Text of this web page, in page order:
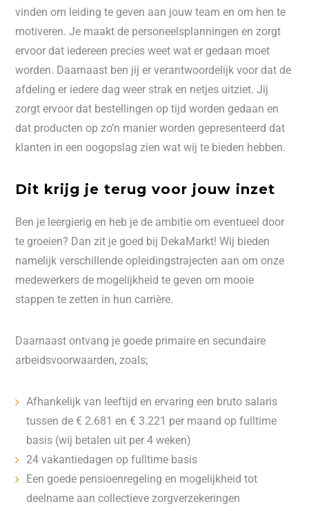
vinden om leiding te geven aan jouw team en om hen te
motiveren. Je maakt de personeelsplanningen en zorgt
ervoor dat iedereen precies weet wat er gedaan moet
worden. Daarnaast ben jij er verantwoordelijk voor dat de
afdeling er iedere dag weer strak en netjes uitziet. Jij
zorgt ervoor dat bestellingen op tijd worden gedaan en
dat producten op zo’n manier worden gepresenteerd dat
klanten in een oogopslag zien wat wij te bieden hebben.
Dit krijg je terug voor jouw inzet
Ben je leergierig en heb je de ambitie om eventueel door
te groeien? Dan zit je goed bij DekaMarkt! Wij bieden
namelijk verschillende opleidingstrajecten aan om onze
medewerkers de mogelijkheid te geven om mooie
stappen te zetten in hun carrière.
Daarnaast ontvang je goede primaire en secundaire
arbeidsvoorwaarden, zoals;
Afhankelijk van leeftijd en ervaring een bruto salaris
tussen de € 2.681 en € 3.221 per maand op fulltime
basis (wij betalen uit per 4 weken)
24 vakantiedagen op fulltime basis
Een goede pensioenregeling en mogelijkheid tot
deelname aan collectieve zorgverzekeringen